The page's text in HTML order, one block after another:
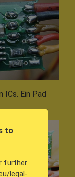
ICs. Ein Pad
to
further
legal-